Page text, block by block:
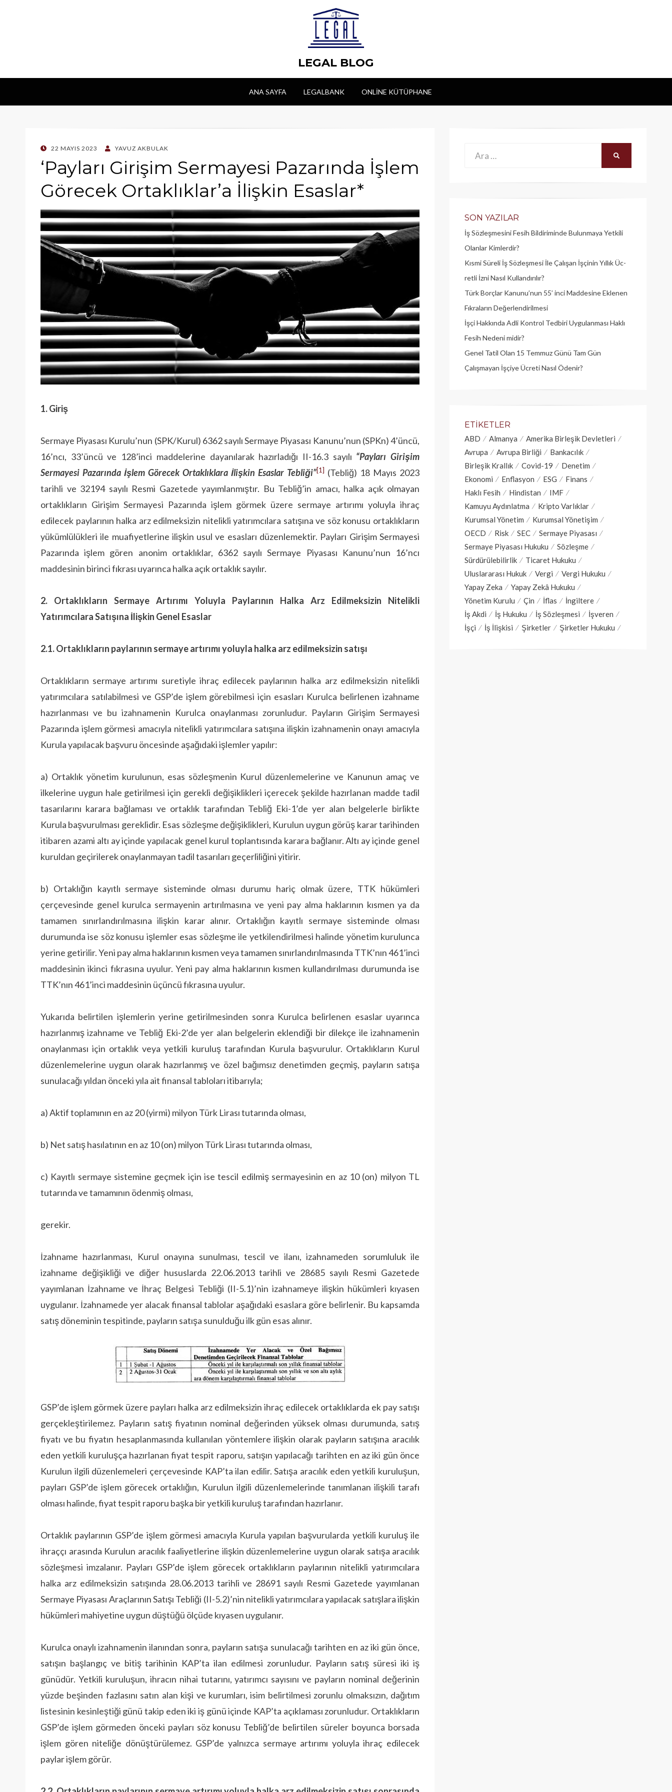
LEGAL BLOG
ANA SAYFA LEGALBANK ONLINE KÜTÜPHANE
POSTED
ON
22 MAYIS 2023 YAVUZ AKBULAK
‘Payları Girişim Sermayesi Pazarında İşlem
Görecek Ortaklıklar’a İlişkin Esaslar*
1. Giriş
Sermaye Piyasası Kurulu’nun (SPK/Kurul) 6362 sayılı Sermaye Piyasası Kanunu’nun (SPKn) 4’üncü,
16’ncı, 33’üncü ve 128’inci maddelerine dayanılarak hazırladığı II-16.3 sayılı “Payları Girişim
Sermayesi Pazarında İşlem Görecek Ortaklıklara İlişkin Esaslar Tebliği”[1] (Tebliğ) 18 Mayıs 2023
tarihli ve 32194 sayılı Resmi Gazetede yayımlanmıştır. Bu Tebliğ’in amacı, halka açık olmayan
ortaklıkların Girişim Sermayesi Pazarında işlem görmek üzere sermaye artırımı yoluyla ihraç
edilecek paylarının halka arz edilmeksizin nitelikli yatırımcılara satışına ve söz konusu ortaklıkların
yükümlülükleri ile muafiyetlerine ilişkin usul ve esasları düzenlemektir. Payları Girişim Sermayesi
Pazarında işlem gören anonim ortaklıklar, 6362 sayılı Sermaye Piyasası Kanunu’nun 16’ncı
maddesinin birinci fıkrası uyarınca halka açık ortaklık sayılır.
2. Ortaklıkların Sermaye Artırımı Yoluyla Paylarının Halka Arz Edilmeksizin Nitelikli
Yatırımcılara Satışına İlişkin Genel Esaslar
2.1. Ortaklıkların paylarının sermaye artırımı yoluyla halka arz edilmeksizin satışı
Ortaklıkların sermaye artırımı suretiyle ihraç edilecek paylarının halka arz edilmeksizin nitelikli
yatırımcılara satılabilmesi ve GSP’de işlem görebilmesi için esasları Kurulca belirlenen izahname
hazırlanması ve bu izahnamenin Kurulca onaylanması zorunludur. Payların Girişim Sermayesi
Pazarında işlem görmesi amacıyla nitelikli yatırımcılara satışına ilişkin izahnamenin onayı amacıyla
Kurula yapılacak başvuru öncesinde aşağıdaki işlemler yapılır:
a) Ortaklık yönetim kurulunun, esas sözleşmenin Kurul düzenlemelerine ve Kanunun amaç ve
ilkelerine uygun hale getirilmesi için gerekli değişiklikleri içerecek şekilde hazırlanan madde tadil
tasarılarını karara bağlaması ve ortaklık tarafından Tebliğ Eki-1’de yer alan belgelerle birlikte
Kurula başvurulması gereklidir. Esas sözleşme değişiklikleri, Kurulun uygun görüş karar tarihinden
itibaren azami altı ay içinde yapılacak genel kurul toplantısında karara bağlanır. Altı ay içinde genel
kuruldan geçirilerek onaylanmayan tadil tasarıları geçerliliğini yitirir.
b) Ortaklığın kayıtlı sermaye sisteminde olması durumu hariç olmak üzere, TTK hükümleri
çerçevesinde genel kurulca sermayenin artırılmasına ve yeni pay alma haklarının kısmen ya da
tamamen sınırlandırılmasına ilişkin karar alınır. Ortaklığın kayıtlı sermaye sisteminde olması
durumunda ise söz konusu işlemler esas sözleşme ile yetkilendirilmesi halinde yönetim kurulunca
yerine getirilir. Yeni pay alma haklarının kısmen veya tamamen sınırlandırılmasında TTK’nın 461’inci
maddesinin ikinci fıkrasına uyulur. Yeni pay alma haklarının kısmen kullandırılması durumunda ise
TTK’nın 461’inci maddesinin üçüncü fıkrasına uyulur.
Yukarıda belirtilen işlemlerin yerine getirilmesinden sonra Kurulca belirlenen esaslar uyarınca
hazırlanmış izahname ve Tebliğ Eki-2’de yer alan belgelerin eklendiği bir dilekçe ile izahnamenin
onaylanması için ortaklık veya yetkili kuruluş tarafından Kurula başvurulur. Ortaklıkların Kurul
düzenlemelerine uygun olarak hazırlanmış ve özel bağımsız denetimden geçmiş, payların satışa
sunulacağı yıldan önceki yıla ait finansal tabloları itibarıyla;
a) Aktif toplamının en az 20 (yirmi) milyon Türk Lirası tutarında olması,
b) Net satış hasılatının en az 10 (on) milyon Türk Lirası tutarında olması,
c) Kayıtlı sermaye sistemine geçmek için ise tescil edilmiş sermayesinin en az 10 (on) milyon TL
tutarında ve tamamının ödenmiş olması,
gerekir.
İzahname hazırlanması, Kurul onayına sunulması, tescil ve ilanı, izahnameden sorumluluk ile
izahname değişikliği ve diğer hususlarda 22.06.2013 tarihli ve 28685 sayılı Resmi Gazetede
yayımlanan İzahname ve İhraç Belgesi Tebliği (II-5.1)’nin izahnameye ilişkin hükümleri kıyasen
uygulanır. İzahnamede yer alacak finansal tablolar aşağıdaki esaslara göre belirlenir. Bu kapsamda
satış döneminin tespitinde, payların satışa sunulduğu ilk gün esas alınır.
GSP’de işlem görmek üzere payları halka arz edilmeksizin ihraç edilecek ortaklıklarda ek pay satışı
gerçekleştirilemez. Payların satış fiyatının nominal değerinden yüksek olması durumunda, satış
fiyatı ve bu fiyatın hesaplanmasında kullanılan yöntemlere ilişkin olarak payların satışına aracılık
eden yetkili kuruluşça hazırlanan fiyat tespit raporu, satışın yapılacağı tarihten en az iki gün önce
Kurulun ilgili düzenlemeleri çerçevesinde KAP’ta ilan edilir. Satışa aracılık eden yetkili kuruluşun,
payları GSP’de işlem görecek ortaklığın, Kurulun ilgili düzenlemelerinde tanımlanan ilişkili tarafı
olması halinde, fiyat tespit raporu başka bir yetkili kuruluş tarafından hazırlanır.
Ortaklık paylarının GSP’de işlem görmesi amacıyla Kurula yapılan başvurularda yetkili kuruluş ile
ihraççı arasında Kurulun aracılık faaliyetlerine ilişkin düzenlemelerine uygun olarak satışa aracılık
sözleşmesi imzalanır. Payları GSP’de işlem görecek ortaklıkların paylarının nitelikli yatırımcılara
halka arz edilmeksizin satışında 28.06.2013 tarihli ve 28691 sayılı Resmi Gazetede yayımlanan
Sermaye Piyasası Araçlarının Satışı Tebliği (II-5.2)’nin nitelikli yatırımcılara yapılacak satışlara ilişkin
hükümleri mahiyetine uygun düştüğü ölçüde kıyasen uygulanır.
Kurulca onaylı izahnamenin ilanından sonra, payların satışa sunulacağı tarihten en az iki gün önce,
satışın başlangıç ve bitiş tarihinin KAP’ta ilan edilmesi zorunludur. Payların satış süresi iki iş
günüdür. Yetkili kuruluşun, ihracın nihai tutarını, yatırımcı sayısını ve payların nominal değerinin
yüzde beşinden fazlasını satın alan kişi ve kurumları, isim belirtilmesi zorunlu olmaksızın, dağıtım
listesinin kesinleştiği günü takip eden iki iş günü içinde KAP’ta açıklaması zorunludur. Ortaklıkların
GSP’de işlem görmeden önceki payları söz konusu Tebliğ’de belirtilen süreler boyunca borsada
işlem gören niteliğe dönüştürülemez. GSP’de yalnızca sermaye artırımı yoluyla ihraç edilecek
paylar işlem görür.
Ara:
SON YAZILAR
İş Sözleşmesini Fesih Bildiriminde Bulunmaya Yetkili
Olanlar Kimlerdir?
Kısmi Süreli İş Sözleşmesi İle Çalışan İşçinin Yıllık Üc­
retli İzni Nasıl Kullandırılır?
Türk Borçlar Kanunu’nun 55’ inci Maddesine Eklenen
Fıkraların Değerlendirilmesi
İşçi Hakkında Adli Kontrol Tedbiri Uygulanması Haklı
Fesih Nedeni midir?
Genel Tatil Olan 15 Temmuz Günü Tam Gün
Çalışmayan İşçiye Ücreti Nasıl Ödenir?
ETIKETLER
ABD Almanya
Amerika Birleşik Devletleri
Avrupa
Avrupa Birliği
Bankacılık
Birleşik Krallık
Covid-19
Denetim
Ekonomi
Enflasyon ESG
Finans
Haklı Fesih
Hindistan
IMF
Kamuyu Aydınlatma
Kripto Varlıklar
Kurumsal Yönetim
Kurumsal Yönetişim
OECD
Risk SEC
Sermaye Piyasası
Sermaye Piyasası Hukuku
Sözleşme
Sürdürülebilirlik
Ticaret Hukuku
Uluslararası Hukuk
Vergi
Vergi Hukuku
Yapay Zeka
Yapay Zekâ Hukuku
Yönetim Kurulu
Çin İflas
İngiltere
İş Akdi
İş Hukuku İş Sözleşmesi
İşveren
İşçi
İş İlişkisi Şirketler Şirketler Hukuku